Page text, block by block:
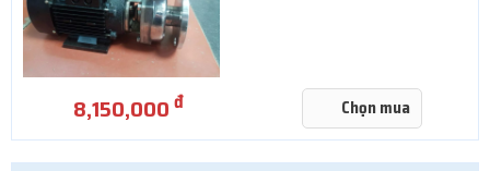
8,150,000đ Chọn mua